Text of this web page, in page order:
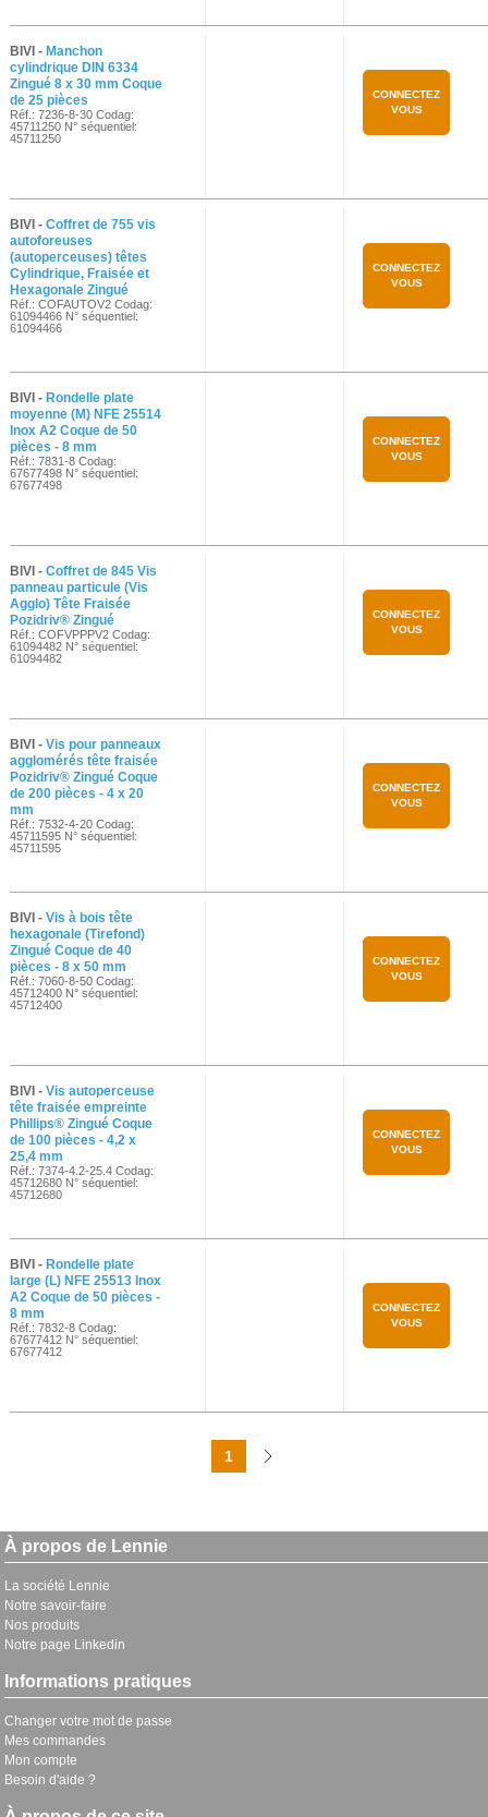
BIVI - Manchon
cylindrique DIN 6334
Zingué 8 x 30 mm Coque
de 25 pièces
Réf.: 7236-8-30 Codag:
45711250 N° séquentiel:
45711250
CONNECTEZ
VOUS
BIVI - Coffret de 755 vis
autoforeuses
(autoperceuses) têtes
Cylindrique, Fraisée et
Hexagonale Zingué
Réf.: COFAUTOV2 Codag:
61094466 N° séquentiel:
61094466
CONNECTEZ
VOUS
BIVI - Rondelle plate
moyenne (M) NFE 25514
Inox A2 Coque de 50
pièces - 8 mm
Réf.: 7831-8 Codag:
67677498 N° séquentiel:
67677498
CONNECTEZ
VOUS
BIVI - Coffret de 845 Vis
panneau particule (Vis
Agglo) Tête Fraisée
Pozidriv® Zingué
Réf.: COFVPPPV2 Codag:
61094482 N° séquentiel:
61094482
CONNECTEZ
VOUS
BIVI - Vis pour panneaux
agglomérés tête fraisée
Pozidriv® Zingué Coque
de 200 pièces - 4 x 20
mm
Réf.: 7532-4-20 Codag:
45711595 N° séquentiel:
45711595
CONNECTEZ
VOUS
BIVI - Vis à bois tête
hexagonale (Tirefond)
Zingué Coque de 40
pièces - 8 x 50 mm
Réf.: 7060-8-50 Codag:
45712400 N° séquentiel:
45712400
CONNECTEZ
VOUS
BIVI - Vis autoperceuse
tête fraisée empreinte
Phillips® Zingué Coque
de 100 pièces - 4,2 x
25,4 mm
Réf.: 7374-4.2-25.4 Codag:
45712680 N° séquentiel:
45712680
CONNECTEZ
VOUS
BIVI - Rondelle plate
large (L) NFE 25513 Inox
A2 Coque de 50 pièces -
8 mm
Réf.: 7832-8 Codag:
67677412 N° séquentiel:
67677412
CONNECTEZ
VOUS
1
À propos de Lennie
La société Lennie
Notre savoir-faire
Nos produits
Notre page Linkedin
Informations pratiques
Changer votre mot de passe
Mes commandes
Mon compte
Besoin d'aide ?